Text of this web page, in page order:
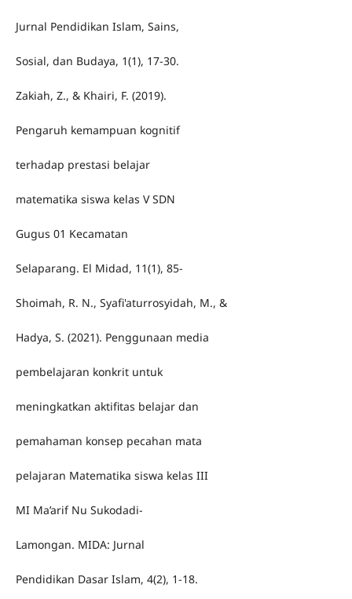
Jurnal Pendidikan Islam, Sains,
Sosial, dan Budaya, 1(1), 17-30.
Zakiah, Z., & Khairi, F. (2019).
Pengaruh kemampuan kognitif
terhadap prestasi belajar
matematika siswa kelas V SDN
Gugus 01 Kecamatan
Selaparang. El Midad, 11(1), 85-
Shoimah, R. N., Syafi'aturrosyidah, M., &
Hadya, S. (2021). Penggunaan media
pembelajaran konkrit untuk
meningkatkan aktifitas belajar dan
pemahaman konsep pecahan mata
pelajaran Matematika siswa kelas III
MI Ma’arif Nu Sukodadi-
Lamongan. MIDA: Jurnal
Pendidikan Dasar Islam, 4(2), 1-18.